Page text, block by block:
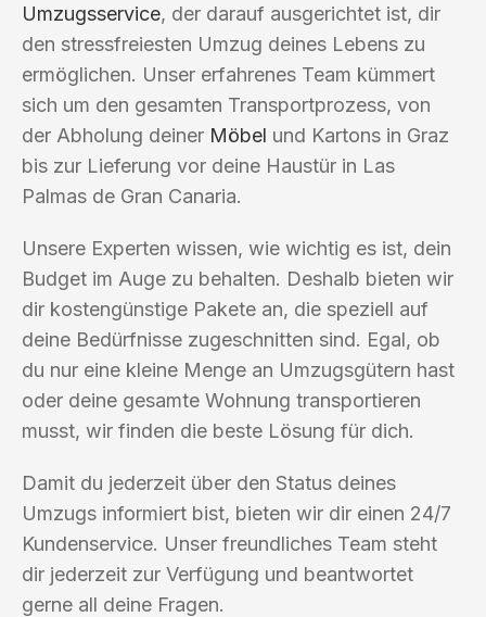
Umzugsservice, der darauf ausgerichtet ist, dir
den stressfreiesten Umzug deines Lebens zu
ermöglichen. Unser erfahrenes Team kümmert
sich um den gesamten Transportprozess, von
der Abholung deiner Möbel und Kartons in Graz
bis zur Lieferung vor deine Haustür in Las
Palmas de Gran Canaria.
Unsere Experten wissen, wie wichtig es ist, dein
Budget im Auge zu behalten. Deshalb bieten wir
dir kostengünstige Pakete an, die speziell auf
deine Bedürfnisse zugeschnitten sind. Egal, ob
du nur eine kleine Menge an Umzugsgütern hast
oder deine gesamte Wohnung transportieren
musst, wir finden die beste Lösung für dich.
Damit du jederzeit über den Status deines
Umzugs informiert bist, bieten wir dir einen 24/7
Kundenservice. Unser freundliches Team steht
dir jederzeit zur Verfügung und beantwortet
gerne all deine Fragen.